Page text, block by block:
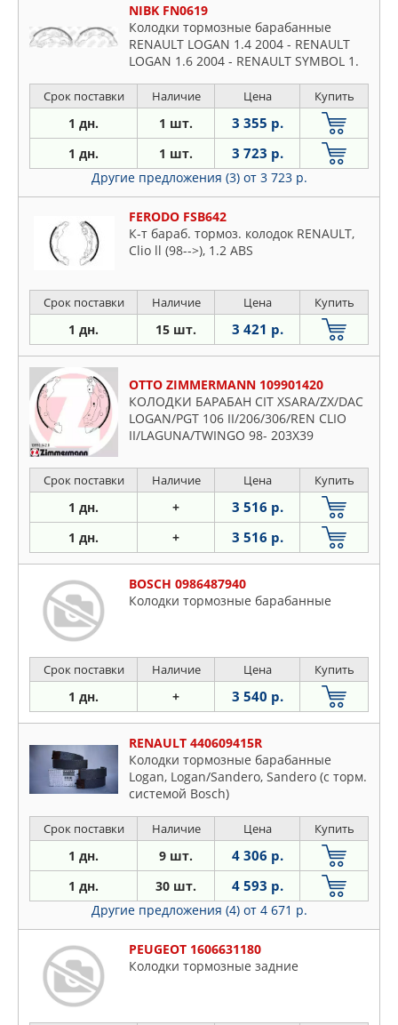
NIBK FN0619
Колодки тормозные барабанные
RENAULT LOGAN 1.4 2004 - RENAULT
LOGAN 1.6 2004 - RENAULT SYMBOL 1.
Срок поставки Наличие Цена Купить
1 дн. 1 шт. 3 355 р.
1 дн. 1 шт. 3 723 р.
Другие предложения (3) от 3 723 р.
FERODO FSB642
К-т бараб. тормоз. колодок RENAULT,
Clio ll (98-->), 1.2 ABS
Срок поставки Наличие Цена Купить
1 дн. 15 шт. 3 421 р.
OTTO ZIMMERMANN 109901420
КОЛОДКИ БАРАБАН CIT XSARA/ZX/DAC
LOGAN/PGT 106 II/206/306/REN CLIO
II/LAGUNA/TWINGO 98- 203X39
Срок поставки Наличие Цена Купить
1 дн. + 3 516 р.
1 дн. + 3 516 р.
BOSCH 0986487940
Колодки тормозные барабанные
Срок поставки Наличие Цена Купить
1 дн. + 3 540 р.
RENAULT 440609415R
Колодки тормозные барабанные
Logan, Logan/Sandero, Sandero (с торм.
cистемой Bosch)
Срок поставки Наличие Цена Купить
1 дн. 9 шт. 4 306 р.
1 дн. 30 шт. 4 593 р.
Другие предложения (4) от 4 671 р.
PEUGEOT 1606631180
Колодки тормозные задние